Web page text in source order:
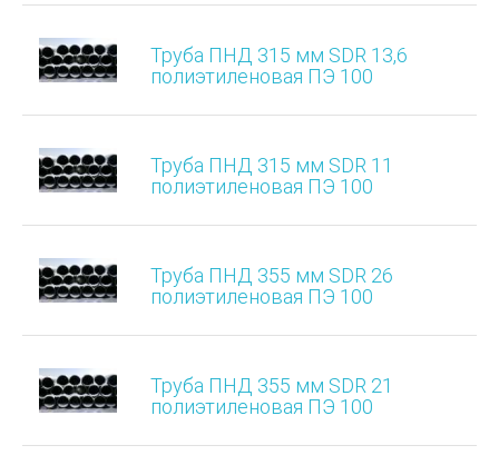
Труба ПНД 315 мм SDR 13,6
полиэтиленовая ПЭ 100
Труба ПНД 315 мм SDR 11
полиэтиленовая ПЭ 100
Труба ПНД 355 мм SDR 26
полиэтиленовая ПЭ 100
Труба ПНД 355 мм SDR 21
полиэтиленовая ПЭ 100